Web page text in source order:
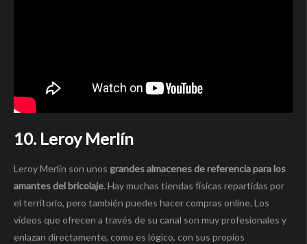
10. Leroy Merlín
Leroy Merlín son unos grandes almacenes de referencia para los
amantes del bricolaje. Hay muchas tiendas físicas repartidas por
el territorio, pero también puedes hacer compras online. Los
vídeos que ofrecen a través de su canal son muy profesionales y
enlazan directamente, como es lógico, con sus propios